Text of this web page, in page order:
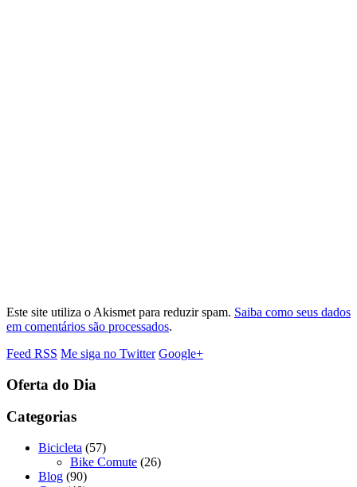
Este site utiliza o Akismet para reduzir spam. Saiba como seus dados
em comentários são processados.
Feed RSS Me siga no Twitter Google+
Oferta do Dia
Categorias
Bicicleta (57)
Bike Comute (26)
Blog (90)